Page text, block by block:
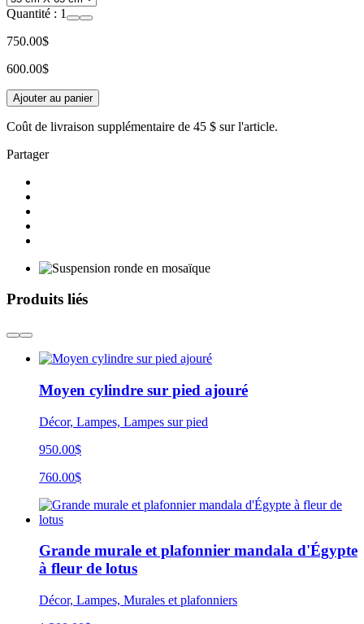
Quantité : 1
750.00$
600.00$
Ajouter au panier
Coût de livraison supplémentaire de 45 $ sur l'article.
Partager
Produits liés
Moyen cylindre sur pied ajouré
Décor, Lampes, Lampes sur pied
950.00$
760.00$
Grande murale et plafonnier mandala d'Égypte
à fleur de lotus
Décor, Lampes, Murales et plafonniers